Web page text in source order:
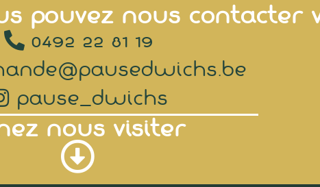
pouvez nous contacter
0492 22 81 19
pause_dwichs
nous visiter